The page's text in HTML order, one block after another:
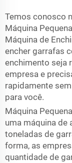
Temos conosco
Máquina
Máquina de
encher garrafas
enchimento seja
empresa e
rapidamente
para você.
Máquina
uma máquina de
toneladas de
forma, as
quantidade de